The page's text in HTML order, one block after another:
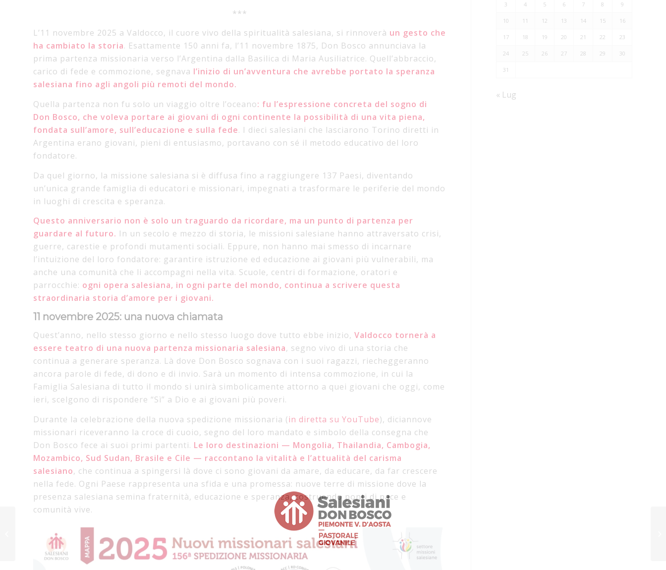
***
L’11 novembre 2025 a Valdocco, il cuore vivo della spiritualità salesiana, si rinnoverà un gesto che
ha cambiato la storia. Esattamente 150 anni fa, l’11 novembre 1875, Don Bosco annunciava la
prima partenza missionaria verso l’Argentina dalla Basilica di Maria Ausiliatrice. Quell’abbraccio,
carico di fede e commozione, segnava l’inizio di un’avventura che avrebbe portato la speranza
salesiana fino agli angoli più remoti del mondo.
Quella partenza non fu solo un viaggio oltre l’oceano: fu l’espressione concreta del sogno di
Don Bosco, che voleva portare ai giovani di ogni continente la possibilità di una vita piena,
fondata sull’amore, sull’educazione e sulla fede. I dieci salesiani che lasciarono Torino diretti in
Argentina erano giovani, pieni di entusiasmo, portavano con sé il metodo educativo del loro
fondatore.
Da quel giorno, la missione salesiana si è diffusa fino a raggiungere 137 Paesi, diventando
un’unica grande famiglia di educatori e missionari, impegnati a trasformare le periferie del mondo
in luoghi di crescita e speranza.
Questo anniversario non è solo un traguardo da ricordare, ma un punto di partenza per
guardare al futuro. In un secolo e mezzo di storia, le missioni salesiane hanno attraversato crisi,
guerre, carestie e profondi mutamenti sociali. Eppure, non hanno mai smesso di incarnare
l’intuizione del loro fondatore: garantire istruzione ed educazione ai giovani più vulnerabili, ma
anche una comunità che li accompagni nella vita. Scuole, centri di formazione, oratori e
parrocchie: ogni opera salesiana, in ogni parte del mondo, continua a scrivere questa
straordinaria storia d’amore per i giovani.
11 novembre 2025: una nuova chiamata
Quest’anno, nello stesso giorno e nello stesso luogo dove tutto ebbe inizio, Valdocco tornerà a
essere teatro di una nuova partenza missionaria salesiana, segno vivo di una storia che
continua a generare speranza. Là dove Don Bosco sognava con i suoi ragazzi, riecheggeranno
ancora parole di fede, di dono e di invio. Sarà un momento di intensa commozione, in cui la
Famiglia Salesiana di tutto il mondo si unirà simbolicamente attorno a quei giovani che oggi, come
ieri, scelgono di rispondere “Sì” a Dio e ai giovani più poveri.
Durante la celebrazione della nuova spedizione missionaria (in diretta su YouTube), diciannove
missionari riceveranno la croce di cuoio, segno del loro mandato e simbolo della consegna che
Don Bosco fece ai suoi primi partenti. Le loro destinazioni — Mongolia, Thailandia, Cambogia,
Mozambico, Sud Sudan, Brasile e Cile — raccontano la vitalità e l’attualità del carisma
salesiano, che continua a spingersi là dove ci sono giovani da amare, da educare, da far crescere
nella fede. Ogni Paese rappresenta una sfida e una promessa: nuove terre di missione dove la
presenza salesiana semina fraternità, educazione e speranza, costruendo ponti di pace e
comunità vive.
3 4 5 6 7 8 9
10 11 12 13 14 15 16
17 18 19 20 21 22 23
24 25 26 27 28 29 30
31
« Lug
Missionaria Salesiana
2025: il sogno di Don
Bosco continua da Va...